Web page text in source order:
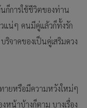
ก็การใช้ชีวิตของท่าน
วแน่ๆ คนมีคู่แล้วก็ทั้งรัก
จาคของเป็นคู่เสริมดวง
ายหรือมีความหวังใหม่ๆ
หน้าบ้างก็ตาม บางเรื่อง